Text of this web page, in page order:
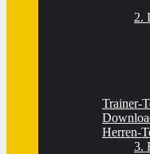
2.
Trainer-
Herren-
3.